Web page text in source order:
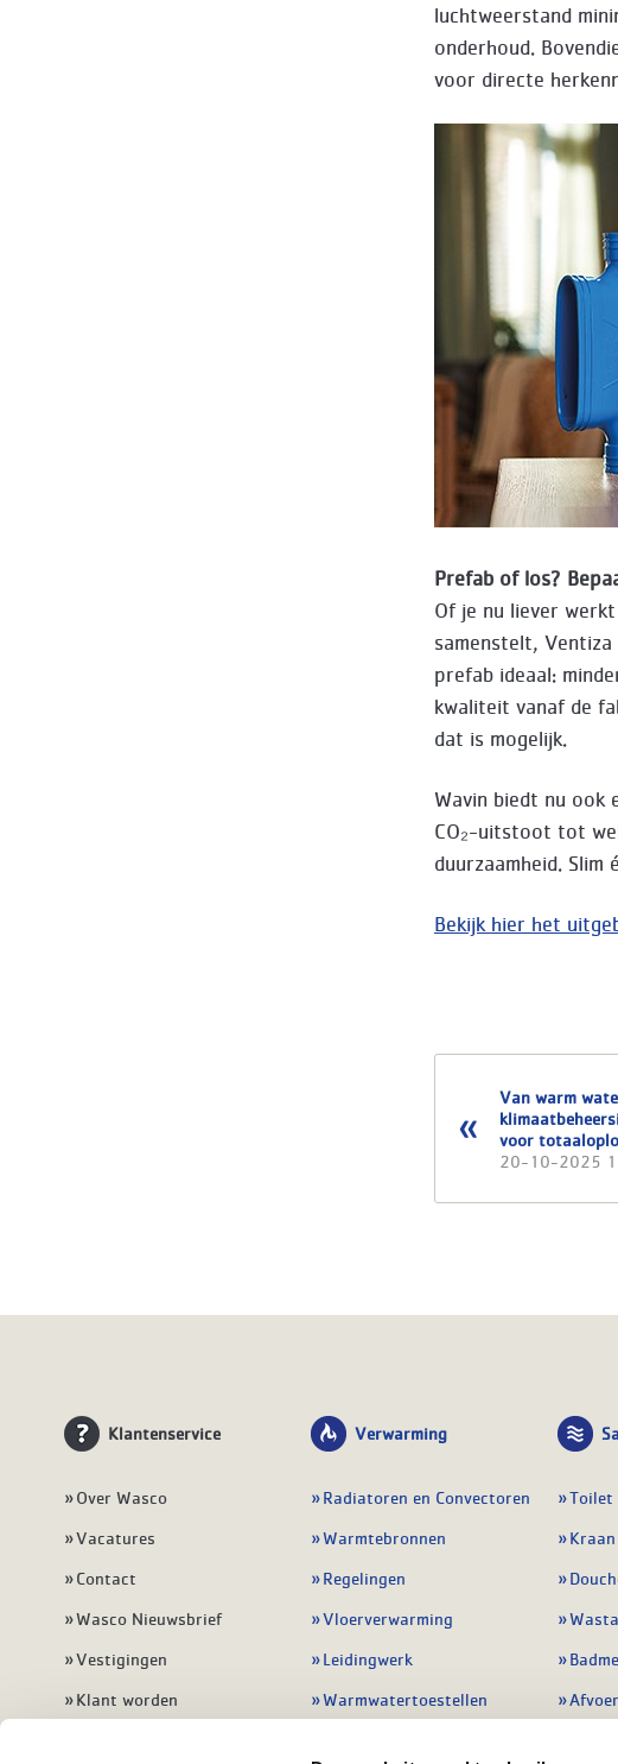
luchtweerstand
onderhoud.
voor directe
Prefab of los?
Of je nu liever
samenstelt,
prefab ideaal:
kwaliteit vanaf de
dat is mogelijk.
Wavin biedt nu ook
CO₂-uitstoot tot
duurzaamheid. Slim
Bekijk hier het
Van warm
voor
20-10-2025
Klantenservice
Over Wasco
Vacatures
Contact
Wasco Nieuwsbrief
Vestigingen
Klant worden
Verwarming
Radiatoren en Convectoren
Warmtebronnen
Regelingen
Vloerverwarming
Leidingwerk
Warmwatertoestellen
Toilet
Kraan